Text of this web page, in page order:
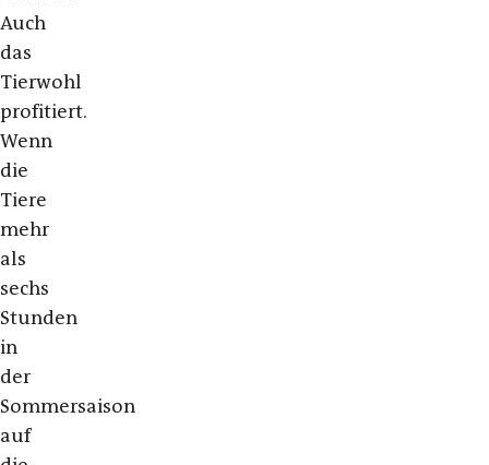
Auch
das
Tierwohl
profitiert.
Wenn
die
Tiere
mehr
als
sechs
Stunden
in
der
Sommersaison
auf